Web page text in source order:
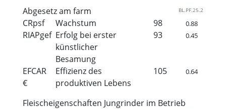
Abgesetz am farm
BL.PF.25.2
CRpsf Wachstum 98 0.88
RIAPgef Erfolg bei erster
künstlicher
Besamung
93 0.45
EFCAR
€
Effizienz des
produktiven Lebens
105 0.64
Fleischeigenschaften Jungrinder im Betrieb